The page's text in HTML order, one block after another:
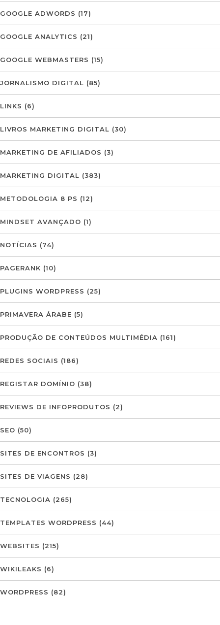
GOOGLE ADWORDS (17)
GOOGLE ANALYTICS (21)
GOOGLE WEBMASTERS (15)
JORNALISMO DIGITAL (85)
LINKS (6)
LIVROS MARKETING DIGITAL (30)
MARKETING DE AFILIADOS (3)
MARKETING DIGITAL (383)
METODOLOGIA 8 PS (12)
MINDSET AVANÇADO (1)
NOTÍCIAS (74)
PAGERANK (10)
PLUGINS WORDPRESS (25)
PRIMAVERA ÁRABE (5)
PRODUÇÃO DE CONTEÚDOS MULTIMÉDIA (161)
REDES SOCIAIS (186)
REGISTAR DOMÍNIO (38)
REVIEWS DE INFOPRODUTOS (2)
SEO (50)
SITES DE ENCONTROS (3)
SITES DE VIAGENS (28)
TECNOLOGIA (265)
TEMPLATES WORDPRESS (44)
WEBSITES (215)
WIKILEAKS (6)
WORDPRESS (82)